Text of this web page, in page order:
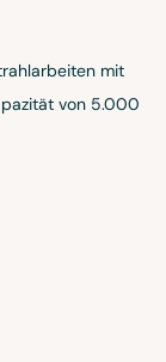
mit
von 5.000